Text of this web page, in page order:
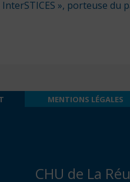
InterSTICES », porteuse du
MENTIONS LÉGALES
CHU de La